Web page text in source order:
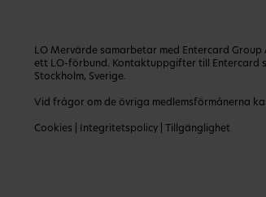
LO Mervärde samarbetar med Entercard
ett LO-förbund. Kontaktuppgifter till Entercard
Stockholm, Sverige.
Vid frågor om de övriga medlemsförmånerna
Cookies Integritetspolicy Tillgänglighet